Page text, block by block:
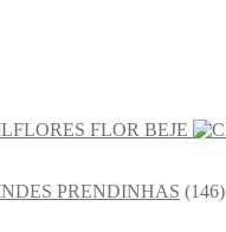
FLOR BEJE
PRENDINHAS (146)